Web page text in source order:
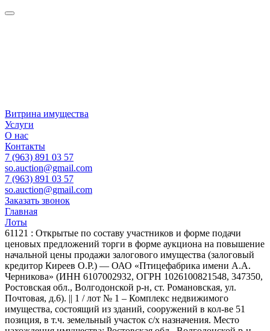
Витрина имущества
Услуги
О нас
Контакты
7 (963) 891 03 57
so.auction@gmail.com
7 (963) 891 03 57
so.auction@gmail.com
Заказать звонок
Главная
Лоты
61121 : Открытые по составу участников и форме подачи
ценовых предложений торги в форме аукциона на повышение
начальной цены продажи залогового имущества (залоговый
кредитор Киреев О.Р.) — ОАО «Птицефабрика имени А.А.
Черникова» (ИНН 6107002932, ОГРН 1026100821548, 347350,
Ростовская обл., Волгодонской р-н, ст. Романовская, ул.
Почтовая, д.6). || 1 / лот № 1 – Комплекс недвижимого
имущества, состоящий из зданий, сооружений в кол-ве 51
позиция, в т.ч. земельный участок с/х назначения. Место